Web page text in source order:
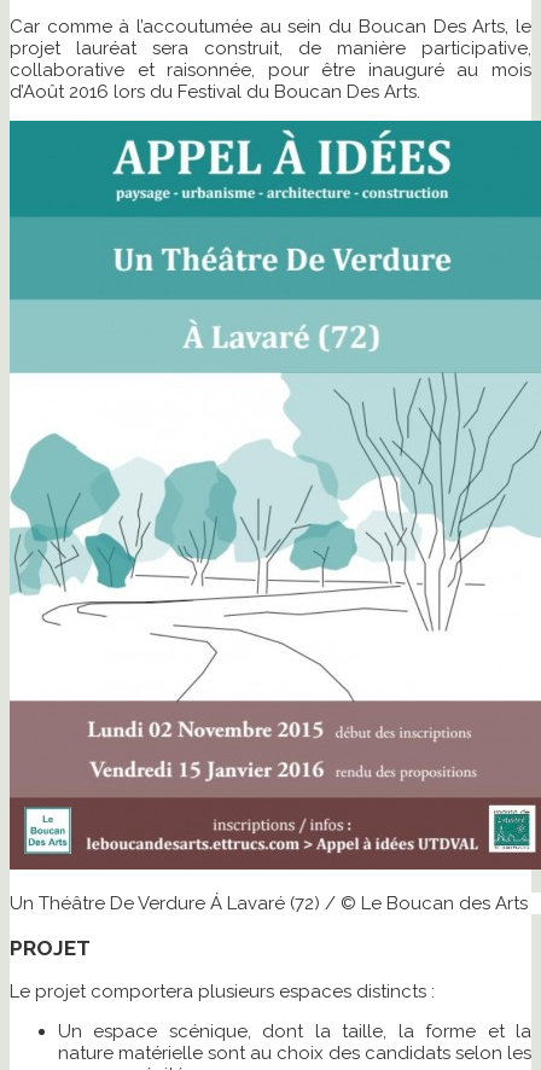
Car comme à l’accoutumée au sein du Boucan Des Arts, le
projet lauréat sera construit, de manière participative,
collaborative et raisonnée, pour être inauguré au mois
d’Août 2016 lors du Festival du Boucan Des Arts.
Un Théâtre De Verdure Á Lavaré (72) / © Le Boucan des Arts
PROJET
Le projet comportera plusieurs espaces distincts :
Un espace scénique​, dont la taille, la forme et la
nature matérielle sont au choix des candidats selon les